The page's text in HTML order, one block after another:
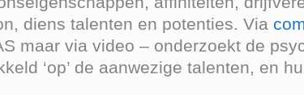
diens talenten en potenties. Via
maar via video – onderzoekt de
‘op’ de aanwezige talenten, en